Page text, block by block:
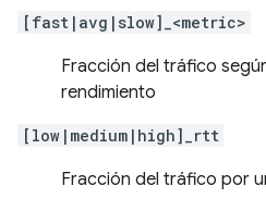
[fast|avg|slow]_<metric>
Fracción del tráfico
rendimiento
[low|medium|high]_rtt
Fracción del tráfico por